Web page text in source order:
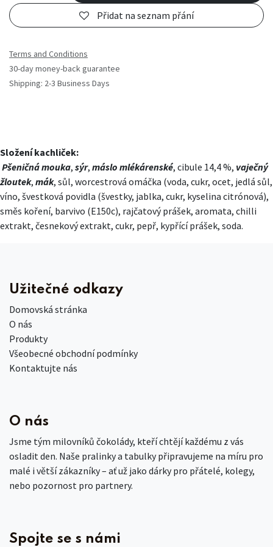
Přidat na seznam přání
Terms and Conditions
30-day money-back guarantee
Shipping: 2-3 Business Days
Složení kachliček:
Pšeničná mouka, sýr, máslo mlékárenské, cibule 14,4 %, vaječný
žloutek, mák, sůl, worcestrová omáčka (voda, cukr, ocet, jedlá sůl,
víno, švestková povidla (švestky, jablka, cukr, kyselina citrónová),
směs koření, barvivo (E150c), rajčatový prášek, aromata, chilli
extrakt, česnekový extrakt, cukr, pepř, kypřící prášek, soda.
Užitečné odkazy
Domovská stránka
O nás
Produkty
Všeobecné obchodní podmínky
Kontaktujte nás
O nás
Jsme tým milovníků čokolády, kteří chtějí každému z vás
osladit den. Naše pralinky a tabulky připravujeme na míru pro
malé i větší zákazníky – ať už jako dárky pro přátelé, kolegy,
nebo pozornost pro partnery.
Spojte se s námi